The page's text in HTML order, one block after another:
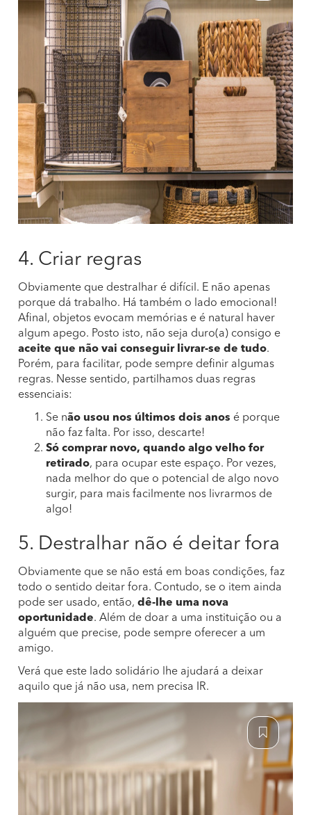
4. Criar regras
Obviamente que destralhar é difícil. E não apenas
porque dá trabalho. Há também o lado emocional!
Afinal, objetos evocam memórias e é natural haver
algum apego. Posto isto, não seja duro(a) consigo e
aceite que não vai conseguir livrar-se de tudo.
Porém, para facilitar, pode sempre definir algumas
regras. Nesse sentido, partilhamos duas regras
essenciais:
Se não usou nos últimos dois anos é porque
não faz falta. Por isso, descarte!
Só comprar novo, quando algo velho for
retirado, para ocupar este espaço. Por vezes,
nada melhor do que o potencial de algo novo
surgir, para mais facilmente nos livrarmos de
algo!
5. Destralhar não é deitar fora
Obviamente que se não está em boas condições, faz
todo o sentido deitar fora. Contudo, se o item ainda
pode ser usado, então, dê-lhe uma nova
oportunidade. Além de doar a uma instituição ou a
alguém que precise, pode sempre oferecer a um
amigo.
Verá que este lado solidário lhe ajudará a deixar
aquilo que já não usa, nem precisa IR.